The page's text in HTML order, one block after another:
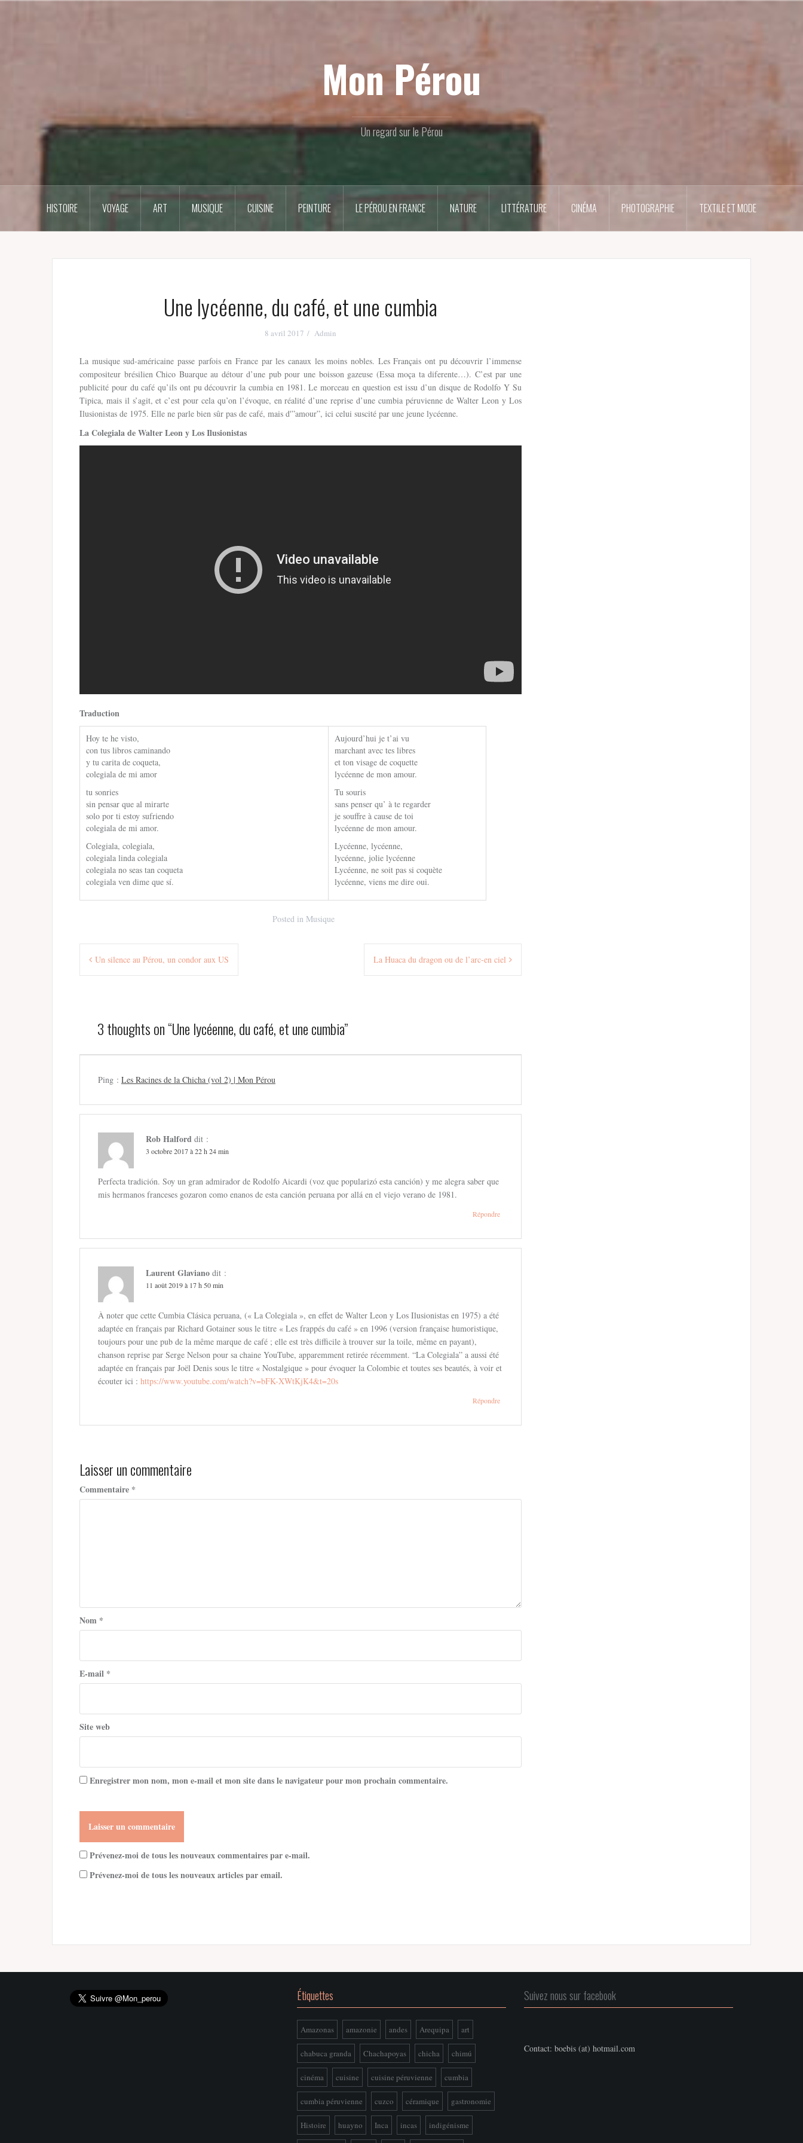
Mon Pérou
Un regard sur le Pérou
HISTOIRE VOYAGE ART MUSIQUE CUISINE PEINTURE LE PÉROU EN FRANCE NATURE LITTÉRATURE CINÉMA PHOTOGRAPHIE TEXTILE ET MODE
Une lycéenne, du café, et une cumbia
8 avril 2017 Admin
La musique sud-américaine passe parfois en France par les canaux les moins nobles. Les Français ont pu découvrir l’immense
compositeur brésilien Chico Buarque au détour d’une pub pour une boisson gazeuse (Essa moça ta diferente…). C’est par une
publicité pour du café qu’ils ont pu découvrir la cumbia en 1981. Le morceau en question est issu d’un disque de Rodolfo Y Su
Tipica, mais il s’agit, et c’est pour cela qu’on l’évoque, en réalité d’une reprise d’une cumbia péruvienne de Walter Leon y Los
Ilusionistas de 1975. Elle ne parle bien sûr pas de café, mais d'”amour”, ici celui suscité par une jeune lycéenne.
La Colegiala de Walter Leon y Los Ilusionistas
Traduction
Hoy te he visto,
con tus libros caminando
y tu carita de coqueta,
colegiala de mi amor
tu sonries
sin pensar que al mirarte
solo por ti estoy sufriendo
colegiala de mi amor.
Colegiala, colegiala,
colegiala linda colegiala
colegiala no seas tan coqueta
colegiala ven dime que sí.
Aujourd’hui je t’ai vu
marchant avec tes libres
et ton visage de coquette
lycéenne de mon amour.
Tu souris
sans penser qu’ à te regarder
je souffre à cause de toi
lycéenne de mon amour.
Lycéenne, lycéenne,
lycéenne, jolie lycéenne
Lycéenne, ne soit pas si coquète
lycéenne, viens me dire oui.
Posted in Musique
Navigation
Un silence au Pérou, un condor aux US La Huaca du dragon ou de l’arc-en ciel
3 thoughts on “Une lycéenne, du café, et une cumbia”
Ping : Les Racines de la Chicha (vol 2) | Mon Pérou
Rob Halford dit :
3 octobre 2017 à 22 h 24 min
Perfecta tradición. Soy un gran admirador de Rodolfo Aicardi (voz que popularizó esta canción) y me alegra saber que
mis hermanos franceses gozaron como enanos de esta canción peruana por allá en el viejo verano de 1981.
Répondre
Laurent Glaviano dit :
11 août 2019 à 17 h 50 min
À noter que cette Cumbia Clásica peruana, (« La Colegiala », en effet de Walter Leon y Los Ilusionistas en 1975) a été
adaptée en français par Richard Gotainer sous le titre « Les frappés du café » en 1996 (version française humoristique,
toujours pour une pub de la même marque de café ; elle est très difficile à trouver sur la toile, même en payant),
chanson reprise par Serge Nelson pour sa chaine YouTube, apparemment retirée récemment. “La Colegiala” a aussi été
adaptée en français par Joël Denis sous le titre « Nostalgique » pour évoquer la Colombie et toutes ses beautés, à voir et
écouter ici : https://www.youtube.com/watch?v=bFK-XWtKjK4&t=20s
Répondre
Laisser un commentaire
Commentaire *
Nom *
E-mail *
Site web
Enregistrer mon nom, mon e-mail et mon site dans le navigateur pour mon prochain commentaire.
Prévenez-moi de tous les nouveaux commentaires par e-mail.
Prévenez-moi de tous les nouveaux articles par email.
Étiquettes
Amazonas amazonie andes Arequipa art
chabuca granda Chachapoyas chicha chimú
cinéma cuisine cuisine péruvienne cumbia
cumbia péruvienne cuzco céramique gastronomie
Histoire huayno Inca incas indigénisme
Suivez nous sur facebook
Contact: boebis (at) hotmail.com